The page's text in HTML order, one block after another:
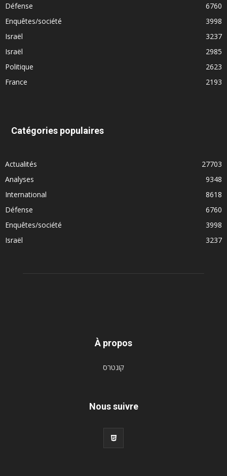
Défense
6760
Enquêtes/société
3998
Israël
3237
Israël
2985
Politique
2623
France
2193
Catégories populaires
Actualités
27703
Analyses
9348
International
8618
Défense
6760
Enquêtes/société
3998
Israël
3237
À propos
קונטרס
Nous suivre